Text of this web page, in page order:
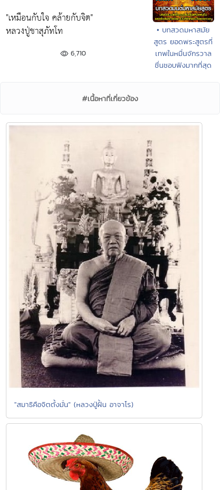
"เหมือนกับใจ คล้ายกับจิต"
หลวงปู่ชาสุภัทโท
6,710
• บทสวดมหาสมัย
สูตร ยอดพระสูตรที่
เทพในหมื่นจักรวาล
ชื่นชอบฟังมากที่สุด
#เนื้อหาที่เกี่ยวข้อง
"สมาธิคือจิตตั้งมั่น" (หลวงปู่ฝั้น อาจาโร)